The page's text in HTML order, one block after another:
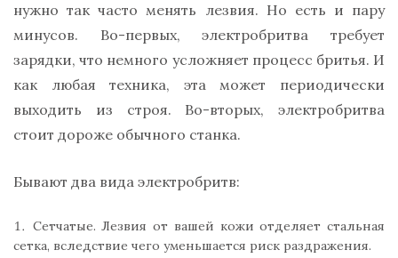
нужно так часто менять лезвия. Но есть и пару
минусов. Во-первых, электробритва требует
зарядки, что немного усложняет процесс бритья. И
как любая техника, эта может периодически
выходить из строя. Во-вторых, электробритва
стоит дороже обычного станка.
Бывают два вида электробритв:
Сетчатые. Лезвия от вашей кожи отделяет стальная
сетка, вследствие чего уменьшается риск раздражения.